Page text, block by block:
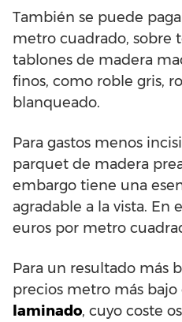
También se puede
metro cuadrado, sobre
tablones de madera
finos, como roble gris,
blanqueado.
Para gastos menos
parquet de madera
embargo tiene una
agradable a la vista. En
euros por metro
Para un resultado más
precios metro más bajo
laminado, cuyo coste